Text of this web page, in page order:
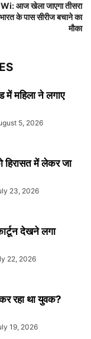
आज खेला जाएगा तीसरा
के पास सीरीज बचाने का
मौका
में महिला ने लगाए
5, 2026
हिरासत में लेकर जा
23, 2026
देखने लगा
22, 2026
रहा था युवक?
19, 2026